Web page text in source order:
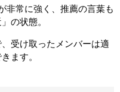
非常に強く、推薦の言葉も
の状態。
受け取ったメンバーは適
ます。